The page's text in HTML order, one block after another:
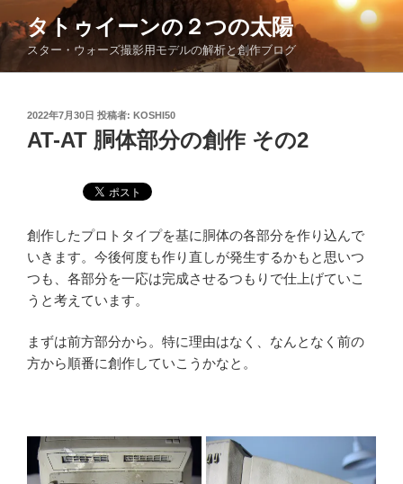
ン
ン
タトゥイーンの２つの太陽
スター・ウォーズ撮影用モデルの解析と創作ブログ
投
稿
日:
2022年7月30日 投稿者: KOSHI50
AT-AT 胴体部分の創作 その2
創作したプロトタイプを基に胴体の各部分を作り込んで
いきます。今後何度も作り直しが発生するかもと思いつ
つも、各部分を一応は完成させるつもりで仕上げていこ
うと考えています。
まずは前方部分から。特に理由はなく、なんとなく前の
方から順番に創作していこうかなと。